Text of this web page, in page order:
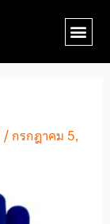
/กรกฎาคม 5,